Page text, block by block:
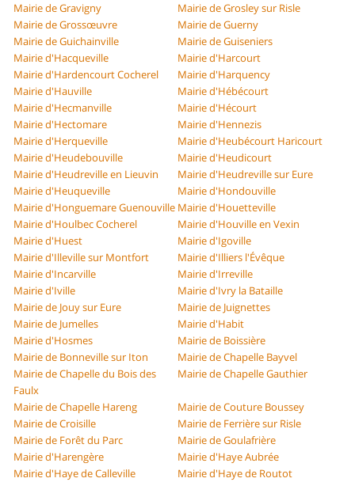
Mairie de Gravigny
Mairie de Grosley sur Risle
Mairie de Grossœuvre
Mairie de Guerny
Mairie de Guichainville
Mairie de Guiseniers
Mairie d'Hacqueville
Mairie d'Harcourt
Mairie d'Hardencourt Cocherel
Mairie d'Harquency
Mairie d'Hauville
Mairie d'Hébécourt
Mairie d'Hecmanville
Mairie d'Hécourt
Mairie d'Hectomare
Mairie d'Hennezis
Mairie d'Herqueville
Mairie d'Heubécourt Haricourt
Mairie d'Heudebouville
Mairie d'Heudicourt
Mairie d'Heudreville en Lieuvin
Mairie d'Heudreville sur Eure
Mairie d'Heuqueville
Mairie d'Hondouville
Mairie d'Honguemare Guenouville Mairie d'Houetteville
Mairie d'Houlbec Cocherel
Mairie d'Houville en Vexin
Mairie d'Huest
Mairie d'Igoville
Mairie d'Illeville sur Montfort
Mairie d'Illiers l'Évêque
Mairie d'Incarville
Mairie d'Irreville
Mairie d'Iville
Mairie d'Ivry la Bataille
Mairie de Jouy sur Eure
Mairie de Juignettes
Mairie de Jumelles
Mairie d'Habit
Mairie d'Hosmes
Mairie de Boissière
Mairie de Bonneville sur Iton
Mairie de Chapelle Bayvel
Mairie de Chapelle du Bois des
Faulx
Mairie de Chapelle Gauthier
Mairie de Chapelle Hareng
Mairie de Couture Boussey
Mairie de Croisille
Mairie de Ferrière sur Risle
Mairie de Forêt du Parc
Mairie de Goulafrière
Mairie d'Harengère
Mairie d'Haye Aubrée
Mairie d'Haye de Calleville
Mairie d'Haye de Routot